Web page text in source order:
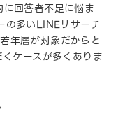
回答者不足に悩ま
の多いLINEリサーチ
年層が対象だからと
ケースが多くありま